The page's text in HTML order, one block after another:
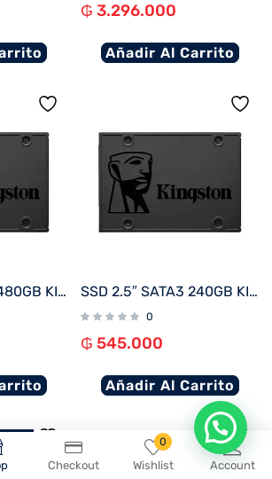
Checkout
0
Wishlist Account
₲ 3.296.000
Añadir Al Carrito
SSD 2.5″ SATA3 480GB KINGSTON SA400S37/480G SSD 2.5″ SATA3 240GB KINGSTON SA400S37/240G
0
₲ 545.000
Añadir Al Carrito
que podemos ayudarte?